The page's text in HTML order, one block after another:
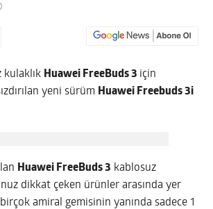
kulaklık Huawei FreeBuds 3 için
yeni sürüm Huawei Freebuds 3i
Huawei FreeBuds 3 kablosuz
dikkat çeken ürünler arasında yer
amiral gemisinin yanında sadece 1